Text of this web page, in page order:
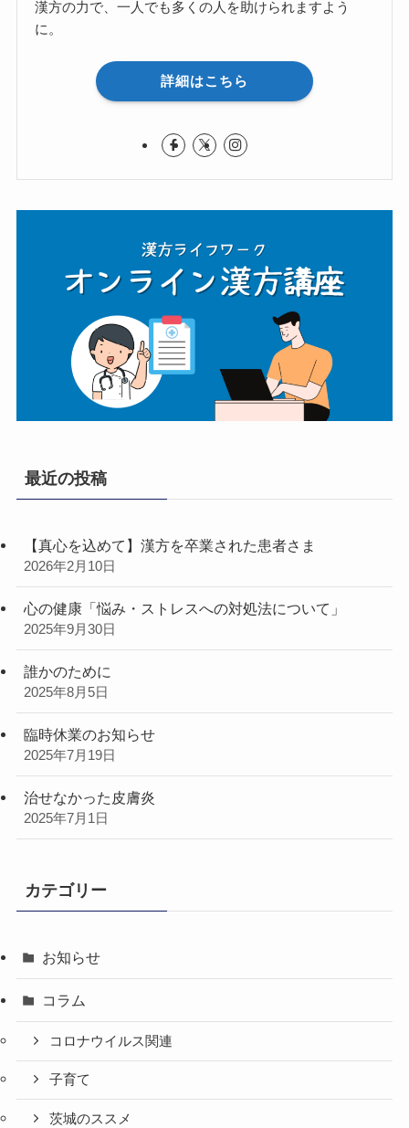
漢方の力で、一人でも多くの人を助けられますよう
に。
詳細はこちら
最近の投稿
【真心を込めて】漢方を卒業された患者さま
2026年2月10日
心の健康「悩み・ストレスへの対処法について」
2025年9月30日
誰かのために
2025年8月5日
臨時休業のお知らせ
2025年7月19日
治せなかった皮膚炎
2025年7月1日
カテゴリー
お知らせ
コラム
コロナウイルス関連
子育て
茨城のススメ